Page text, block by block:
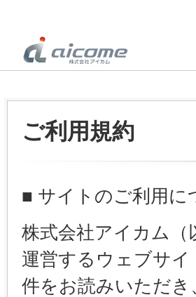
ご利用規約
■ サイトのご利用に
株式会社アイカム（
運営するウェブサ
件をお読みいただ